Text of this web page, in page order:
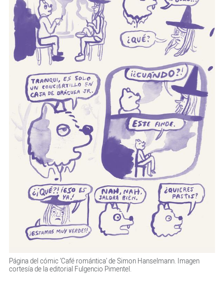
Página del cómic ‘Café romántica’ de Simon Hanselmann. Imagen
cortesía de la editorial Fulgencio Pimentel.